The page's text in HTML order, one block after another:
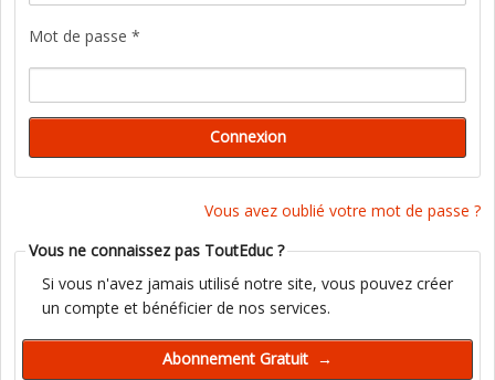
Mot de passe *
Vous avez oublié votre mot de passe ?
Vous ne connaissez pas ToutEduc ?
Si vous n'avez jamais utilisé notre site, vous pouvez créer
un compte et bénéficier de nos services.